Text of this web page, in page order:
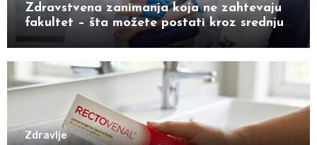
Zdravstvena zanimanja koja ne zahtevaju
fakultet – šta možete postati kroz srednju
školu
Zdravlje